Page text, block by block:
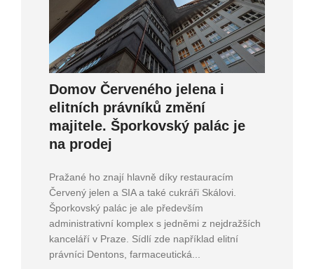
Domov Červeného jelena i
elitních právníků změní
majitele. Šporkovský palác je
na prodej
Pražané ho znají hlavně díky restauracím
Červený jelen a SIA a také cukráři Skálovi.
Šporkovský palác je ale především
administrativní komplex s jedněmi z nejdražších
kanceláří v Praze. Sídlí zde například elitní
právníci Dentons, farmaceutická...